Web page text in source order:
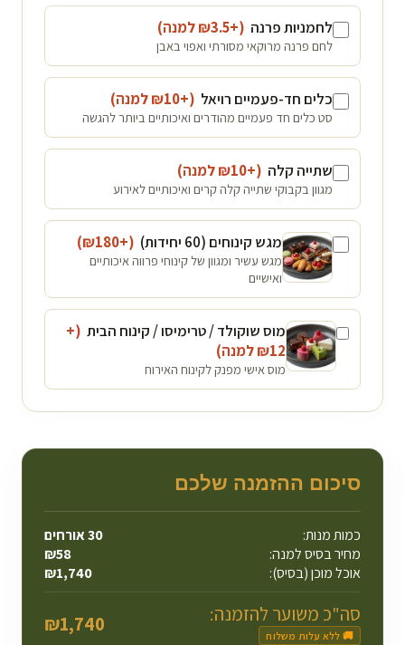
לחמניות פרנה (+₪
3.5 למנה)
לחם פרנה מרוקאי מסורתי ואפוי באבן
כלים חד-פעמיים רויאל (+₪
10 למנה)
סט כלים חד פעמיים מהודרים ואיכותיים ביותר להגשה
שתייה קלה (+₪
10 למנה)
מגוון בקבוקי שתייה קלה קרים ואיכותיים לאירוע
מגש קינוחים (60 יחידות) (+₪
180
)
מגש עשיר ומגוון של קינוחי פרווה איכותיים
ואישיים
מוס שוקולד / טרימיסו / קינוח הבית (+
₪12 למנה)
מוס אישי מפנק לקינוח האירוח
סיכום ההזמנה שלכם
כמות מנות: 30אורחים
מחיר בסיס למנה:
₪58
אוכל מוכן (בסיס):
₪1,740
סה"כ משוער להזמנה:
🚚 ללא עלות משלוח ₪1,740